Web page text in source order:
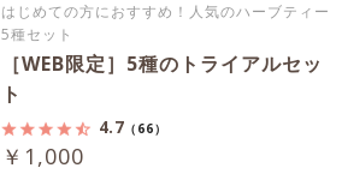
はじめての方におすすめ！人気のハーブティー
5種セット
［WEB限定］5種のトライアルセッ
ト
4.7 （66）
￥1,000